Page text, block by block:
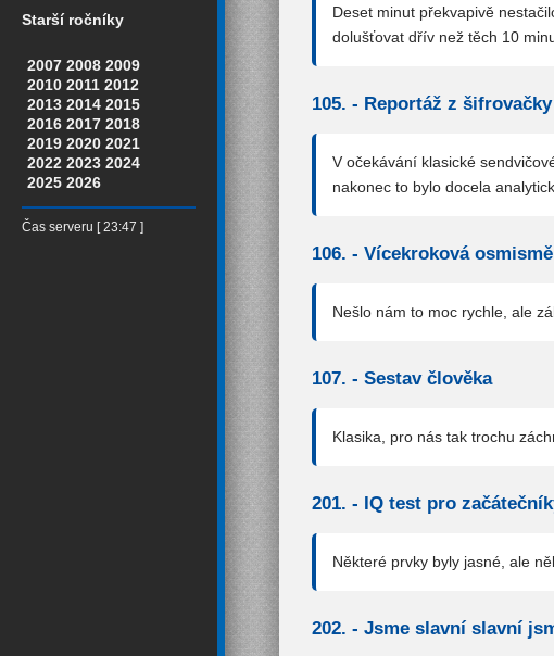
Starší ročníky
2007 2008 2009
2010 2011 2012
2013 2014 2015
2016 2017 2018
2019 2020 2021
2022 2023 2024
2025 2026
Čas serveru [ 23:47 ]
Deset minut překvapivě
dolušťovat dřív než těch 10
105. - Reportáž z šifrovačky
V očekávání klasické
nakonec to bylo docela
106. - Vícekroková
Nešlo nám to moc rychle, ale
107. - Sestav člověka
Klasika, pro nás tak trochu
201. - IQ test pro
Některé prvky byly jasné, ale
202. - Jsme slavní slavní